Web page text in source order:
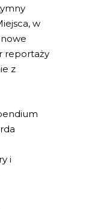
w
nowe
reportaży
z
i